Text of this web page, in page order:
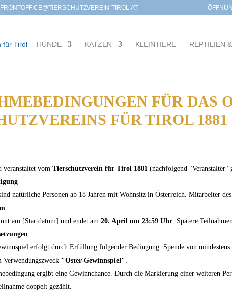
FRONTOFFICE@TIERSCHUTZVEREIN-TIROL.AT
HUNDE KATZEN KLEINTIERE REPTILIEN
FÜR DAS
FÜR TIROL 1881
veranstaltet vom Tierschutzverein für Tirol 1881 (nachfolgend "Veranstalter"
natürliche Personen ab 18 Jahren mit Wohnsitz in Österreich. Mitarbeiter
am [Startdatum] und endet am 20. April um 23:59 Uhr . Spätere
erfolgt durch Erfüllung folgender Bedingung: Spende von mindestens
"Oster-Gewinnspiel"
ergibt eine Gewinnchance. Durch die Markierung einer weiteren
doppelt gezählt.